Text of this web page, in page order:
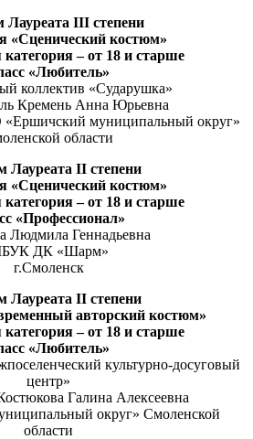
Лауреата III степени
«Сценический костюм»
категория–от 18 и старше
«Любитель»
коллектив «Сударушка»
Кремень Анна Юрьевна
муниципальный округ»
области
Лауреата II степени
«Сценический костюм»
категория–от 18 и старше
«Профессионал»
Людмила Геннадьевна
ДК «Шарм»
г.Смоленск
Лауреата II степени
авторский костюм»
категория–от 18 и старше
«Любитель»
культурно-досуговый
центр»
Галина Алексеевна
округ» Смоленской
области